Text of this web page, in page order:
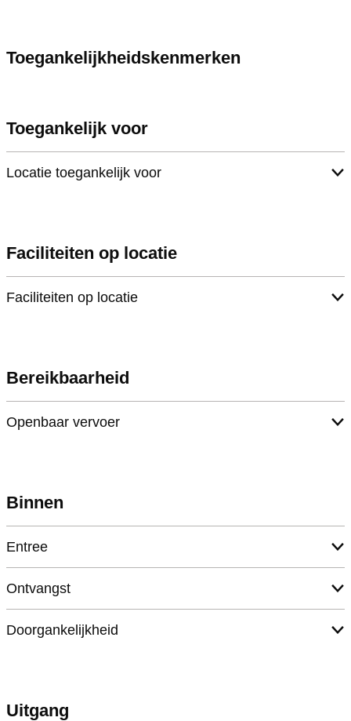
Toegankelijkheidskenmerken
Toegankelijk voor
Locatie toegankelijk voor
Faciliteiten op locatie
Faciliteiten op locatie
Bereikbaarheid
Openbaar vervoer
Binnen
Entree
Ontvangst
Doorgankelijkheid
Uitgang